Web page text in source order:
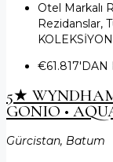
Otel Markalı
Rezidanslar,
€61.817'DAN
5★
GONIO •
Gürcistan, Batum